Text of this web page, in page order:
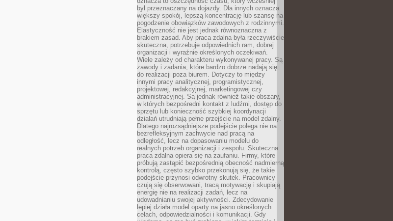
był przeznaczany na dojazdy. Dla innych oznacza
większy spokój, lepszą koncentrację lub szansę na
pogodzenie obowiązków zawodowych z rodzinnymi.
Elastyczność nie jest jednak równoznaczna z
brakiem zasad. Aby praca zdalna była rzeczywiście
skuteczna, potrzebuje odpowiednich ram, dobrej
organizacji i wyraźnie określonych oczekiwań.
Wiele zależy od charakteru wykonywanej pracy. Są
zawody i zadania, które bardzo dobrze nadają się
do realizacji poza biurem. Dotyczy to między
innymi pracy analitycznej, programistycznej,
projektowej, redakcyjnej, marketingowej czy
administracyjnej. Są jednak również takie obszary,
w których bezpośredni kontakt z ludźmi, dostęp do
sprzętu lub konieczność szybkiej koordynacji
działań utrudniają pełne przejście na model zdalny.
Dlatego najrozsądniejsze podejście polega nie na
bezrefleksyjnym zachwycie nad pracą na
odległość, lecz na dopasowaniu modelu do
realnych potrzeb organizacji i zespołu. Skuteczna
praca zdalna opiera się na zaufaniu. Firmy, które
próbują zastąpić bezpośrednią obecność nadmierną
kontrolą, często szybko przekonują się, że takie
podejście przynosi odwrotny skutek. Pracownicy
czują się obserwowani, tracą motywację i skupiają
energię nie na realizacji zadań, lecz na
udowadnianiu swojej aktywności. Zdecydowanie
lepiej działa model oparty na jasno określonych
celach, odpowiedzialności i komunikacji. Gdy